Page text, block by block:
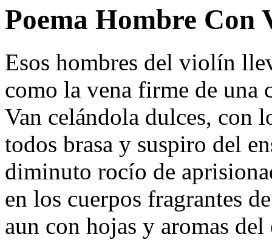
Poema Hombre Con
Esos hombres del violín
como la vena firme de una
Van celándola dulces, con
todos brasa y suspiro del
diminuto rocío de
en los cuerpos fragrantes
aun con hojas y aromas